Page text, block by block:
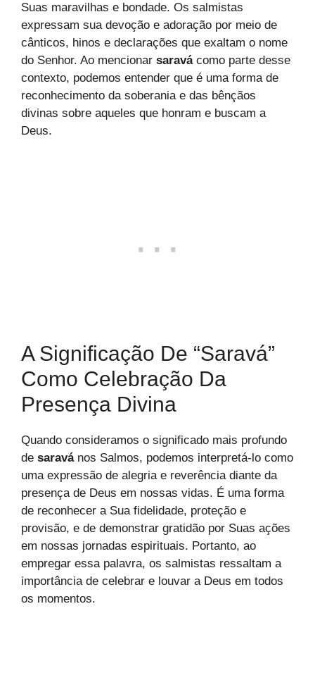
Suas maravilhas e bondade. Os salmistas
expressam sua devoção e adoração por meio de
cânticos, hinos e declarações que exaltam o nome
do Senhor. Ao mencionar saravácomo parte desse
contexto, podemos entender que é uma forma de
reconhecimento da soberania e das bênçãos
divinas sobre aqueles que honram e buscam a
Deus.
A Significação De “Saravá”
Como Celebração Da
Presença Divina
Quando consideramos o significado mais profundo
de saravános Salmos, podemos interpretá-lo como
uma expressão de alegria e reverência diante da
presença de Deus em nossas vidas. É uma forma
de reconhecer a Sua fidelidade, proteção e
provisão, e de demonstrar gratidão por Suas ações
em nossas jornadas espirituais. Portanto, ao
empregar essa palavra, os salmistas ressaltam a
importância de celebrar e louvar a Deus em todos
os momentos.